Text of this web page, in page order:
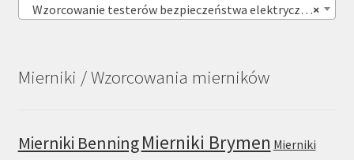
×
Wzorcowanie testerów bezpieczeństwa elektrycznego (89)
Mierniki / Wzorcowania mierników
Mierniki BenningMierniki Brymen Mierniki